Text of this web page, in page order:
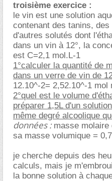
troisième exercice :
le vin est une solution
contenant des tanins,
d'autres solutés dont
dans un vin à 12°, la
est C=2,1 mol.L-1
1°calculer la quantité de
dans un verre de vin de
12.10^-2= 2,52.10^-1
2°quel est le volume
préparer 1,5L d'un
même degré alcoolique
données :masse molaire
sa masse volumique =
je cherche depuis des
calculs, mais je
la bonne solution à